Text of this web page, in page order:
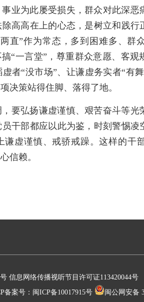
业为此屡受损失，群众对此深恶
高高在上的心态，是树立和践行
直”作为常态，多到困难多、群
“一言堂”，尊重群众意愿、客
者“没市场”、让谦虚务实者“有
决策站得住脚、落得了地。
要弘扬谦虚谨慎、艰苦奋斗等光
干部都应以此为鉴，时刻警惕
谦虚谨慎、戒骄戒躁。这样的干
信赖。
信息网络传播视听节目许可证113420044号
备案号：闽ICP备10017915号 闽公网安备